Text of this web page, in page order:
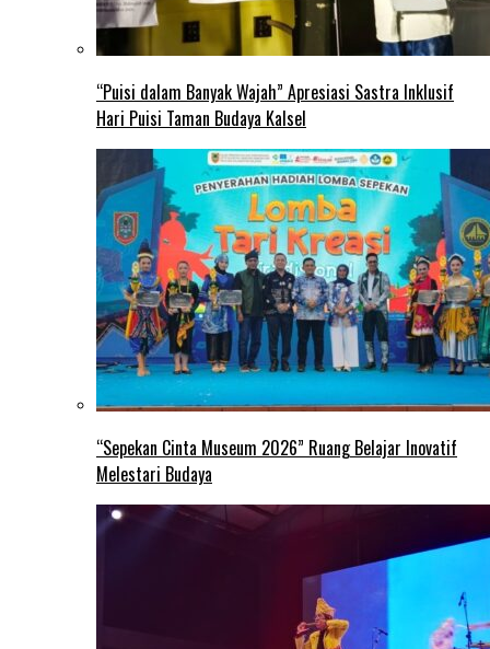
“Puisi dalam Banyak Wajah” Apresiasi Sastra Inklusif
Hari Puisi Taman Budaya Kalsel
“Sepekan Cinta Museum 2026” Ruang Belajar Inovatif
Melestari Budaya